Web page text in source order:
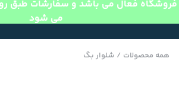
فروشگاه فعال می باشد و سفارشات طبق
می شود
همه محصولات / شلوار بگ